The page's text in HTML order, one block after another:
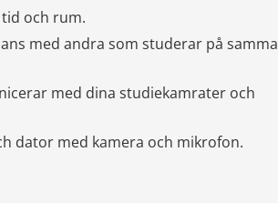
och rum.
med andra som studerar på samma
med dina studiekamrater och
dator med kamera och mikrofon.